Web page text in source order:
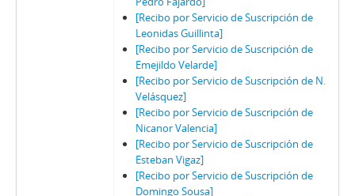
[Recibo por Servicio de Suscripción de
Leonidas Guillinta]
[Recibo por Servicio de Suscripción de
Emejildo Velarde]
[Recibo por Servicio de Suscripción de N.
Velásquez]
[Recibo por Servicio de Suscripción de
Nicanor Valencia]
[Recibo por Servicio de Suscripción de
Esteban Vigaz]
[Recibo por Servicio de Suscripción de
Domingo Sousa]